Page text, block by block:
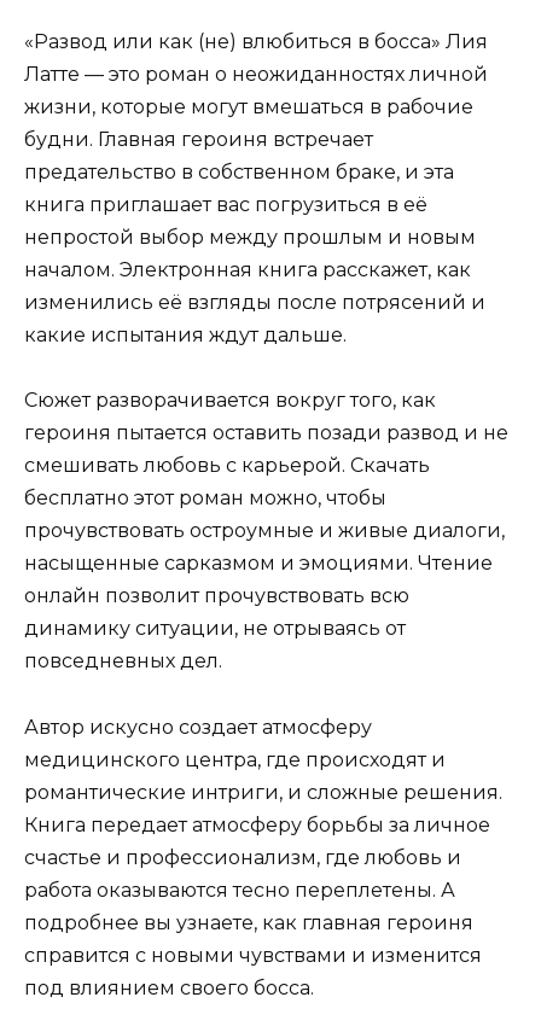
«Развод или как (не) влюбиться в босса» Лия
Латте — это роман о неожиданностях личной
жизни, которые могут вмешаться в рабочие
будни. Главная героиня встречает
предательство в собственном браке, и эта
книга приглашает вас погрузиться в её
непростой выбор между прошлым и новым
началом. Электронная книга расскажет, как
изменились её взгляды после потрясений и
какие испытания ждут дальше.
Сюжет разворачивается вокруг того, как
героиня пытается оставить позади развод и не
смешивать любовь с карьерой. Скачать
бесплатно этот роман можно, чтобы
прочувствовать остроумные и живые диалоги,
насыщенные сарказмом и эмоциями. Чтение
онлайн позволит прочувствовать всю
динамику ситуации, не отрываясь от
повседневных дел.
Автор искусно создает атмосферу
медицинского центра, где происходят и
романтические интриги, и сложные решения.
Книга передает атмосферу борьбы за личное
счастье и профессионализм, где любовь и
работа оказываются тесно переплетены. А
подробнее вы узнаете, как главная героиня
справится с новыми чувствами и изменится
под влиянием своего босса.